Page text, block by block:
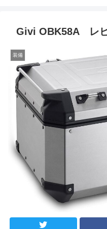
Givi OBK58A レ
装備